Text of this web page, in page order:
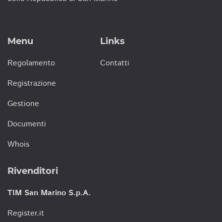
Menu
Regolamento
Registrazione
Gestione
Documenti
Whois
Links
Contatti
Rivenditori
TIM San Marino S.p.A.
Register.it